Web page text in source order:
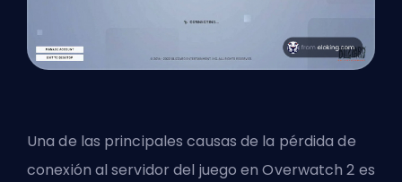
Una de las principales causas de la pérdida de
conexión al servidor del juego en Overwatch 2 es